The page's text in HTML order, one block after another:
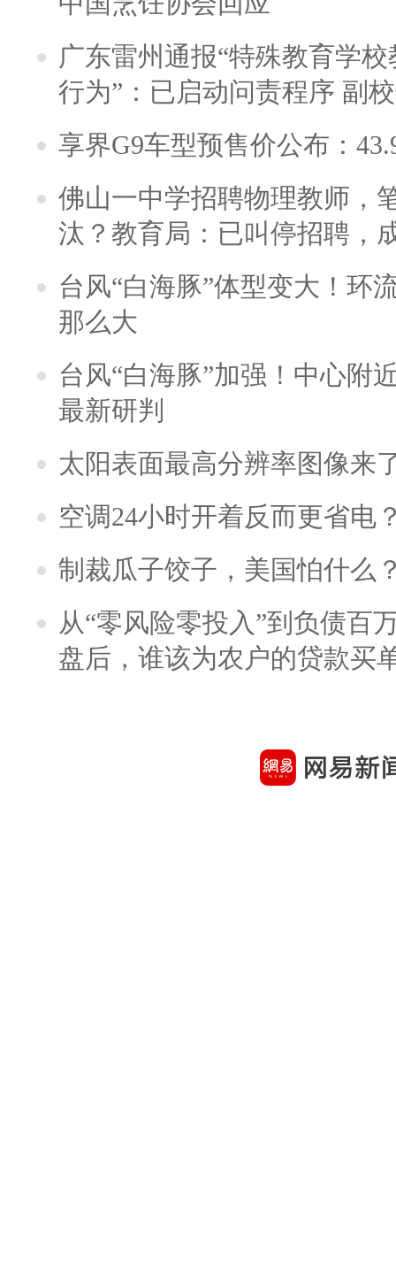
广东雷州通报“特殊教育学
行为”：已启动问责程序 副
享界G9车型预售价公布：
佛山一中学招聘物理教师，
汰？教育局：已叫停招聘，
台风“白海豚”体型变大！环
那么大
台风“白海豚”加强！中心附
最新研判
太阳表面最高分辨率图像来
空调24小时开着反而更省电
制裁瓜子饺子，美国怕什么
从“零风险零投入”到负债百
盘后，谁该为农户的贷款买